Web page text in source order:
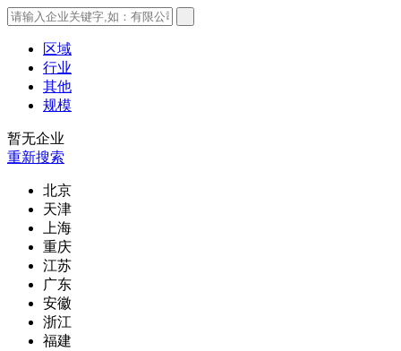
区域
行业
其他
规模
暂无企业
重新搜索
北京
天津
上海
重庆
江苏
广东
安徽
浙江
福建